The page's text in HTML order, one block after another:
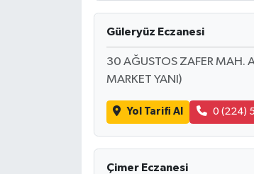
Güleryüz Eczanesi
30 AĞUSTOS ZAFER MAH.
MARKET YANI)
Yol Tarifi Al 0 (224)
Çimer Eczanesi